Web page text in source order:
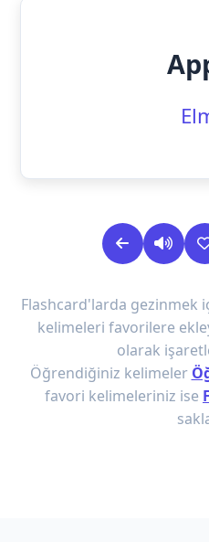
Flashcard'larda gezinmek
kelimeleri favorilere
olarak
Öğrendiğiniz kelimeler
favori kelimeleriniz ise